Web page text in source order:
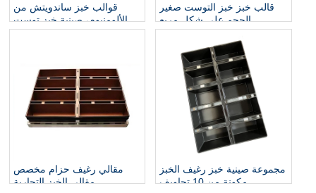
قوالب خبز ساندويتش من
الألومنيوم، صينية خبز توست
رغيف القصدير مع جوفاء
قالب خبز خبز التوست صغير
الحجم على شكل مربع
مقالي رغيف حزام مخصص
مقالي الخبز التجارية
مجموعة صينية خبز رغيف الخبز
مكونة من 10 تجاويف